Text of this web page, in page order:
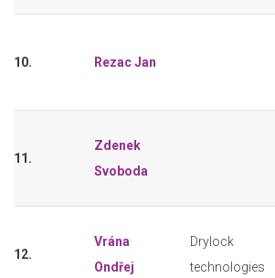
10. Rezac Jan
11.
Zdenek
Svoboda
12.
Vrána
Ondřej
Drylock
technologies